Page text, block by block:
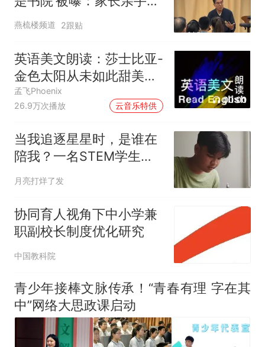
孩子送进火坑
燕梳楼频道 2跟贴
英语美文朗读：莎士比亚-
金色太阳从未如此甜美吻
过
孟飞Phoenix
26.9万次播放
云音乐特供
00:00
当我追逐星星时，是谁在
陪我？一名STEM学生的
成长手记：从自我怀疑到
月亮打烊了发
协同育人视角下中小学兼
职副校长制度优化研究
中国教科院
青少年接棒文脉传承！“青春有理 字在其
中”网络大思政课启动